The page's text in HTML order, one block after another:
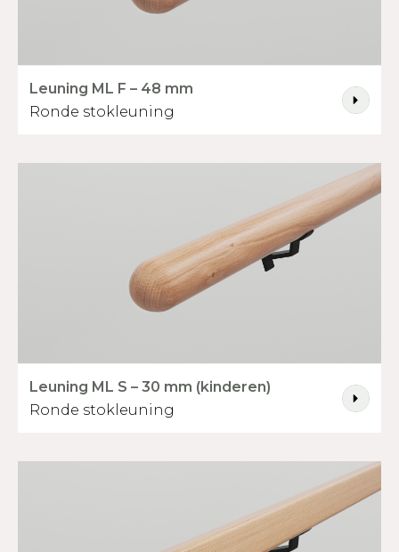
Leuning ML F – 48 mm
Ronde stokleuning
Leuning ML S – 30 mm (kinderen)
Ronde stokleuning